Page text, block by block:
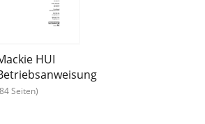
HUI
Seiten)